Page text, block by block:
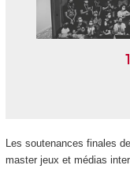
Les soutenances finales
master jeux et médias